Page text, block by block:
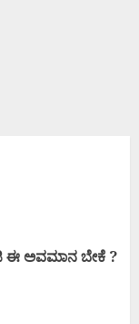
ಈ ಅವಮಾನ ಬೇಕೆ ?